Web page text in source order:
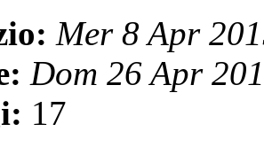
Mer 8 Apr
Dom 26 Apr
17